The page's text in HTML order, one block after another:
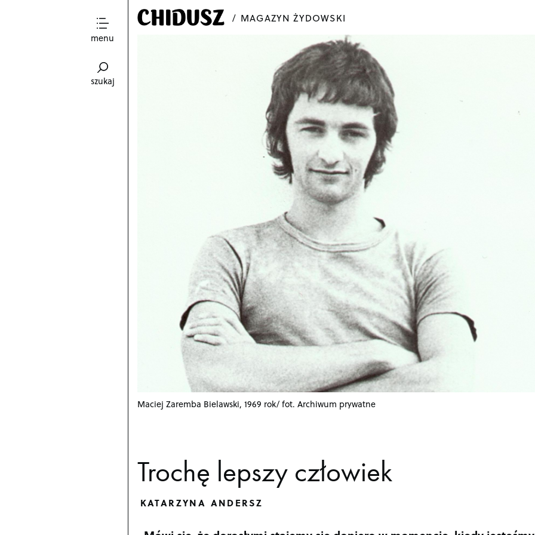
menu
szukaj
MAGAZYN ŻYDOWSKI
Maciej Zaremba Bielawski, 1969 rok/ fot. Archiwum prywatne
Trochę lepszy człowiek
KATARZYNA ANDERSZ